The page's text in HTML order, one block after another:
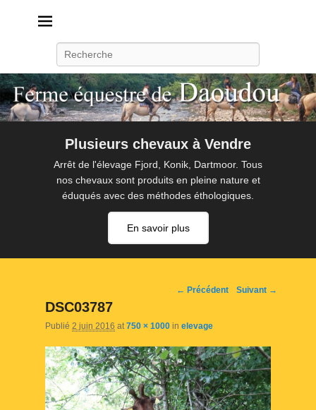
Plusieurs chevaux à Vendre
Arrêt de l'élevage Fjord, Konik, Dartmoor. Tous
nos chevaux sont produits en pleine nature et
éduqués avec des méthodes éthologiques.
En savoir plus
Navigation
← Précédent Suivant →
DSC03787
Publié 2 juin 2016 at 750 × 1000 in elevage